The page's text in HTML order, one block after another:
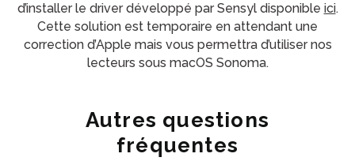
d’installer le driver développé par Sensyl disponible ici.
Cette solution est temporaire en attendant une
correction d’Apple mais vous permettra d’utiliser nos
lecteurs sous macOS Sonoma.
Autres questions
fréquentes